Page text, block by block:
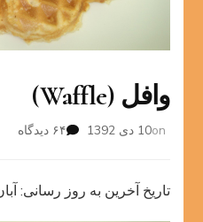
وافل (Waffle)
on10 دی 1392 ۶۴ دیدگاه
تاریخ آخرین به روز رسانی: آبان 18ام,